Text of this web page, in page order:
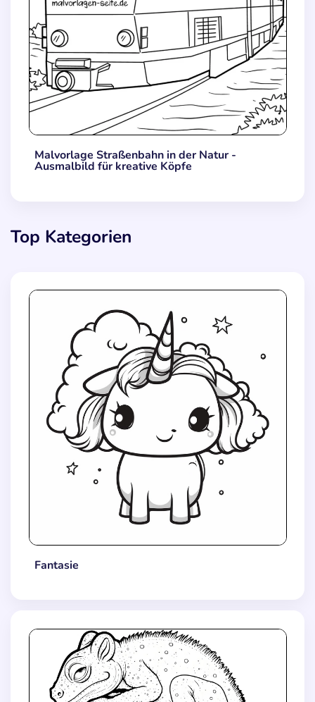
Malvorlage Straßenbahn in der Natur -
Ausmalbild für kreative Köpfe
Top Kategorien
Fantasie